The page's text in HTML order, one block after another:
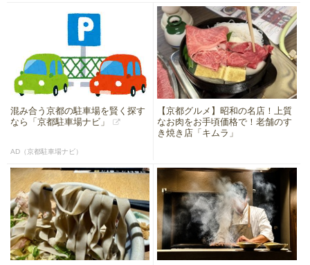
混み合う京都の駐車場を賢く探す
なら「京都駐車場ナビ」
AD（京都駐車場ナビ）
【京都グルメ】昭和の名店！上質
なお肉をお手頃価格で！老舗のす
き焼き店「キムラ」